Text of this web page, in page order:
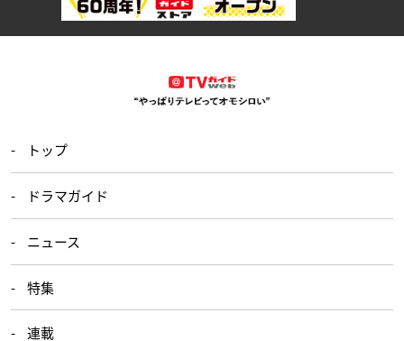
トップ
ドラマガイド
ニュース
特集
連載